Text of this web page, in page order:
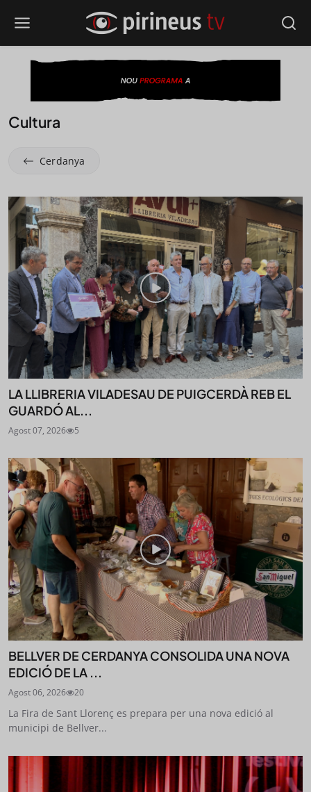
Cultura
Cerdanya
LA LLIBRERIA VILADESAU DE PUIGCERDÀ REB EL
GUARDÓ AL...
Agost 07, 2026 5
BELLVER DE CERDANYA CONSOLIDA UNA NOVA
EDICIÓ DE LA ...
Agost 06, 2026 20
La Fira de Sant Llorenç es prepara per una nova edició al
municipi de Bellver...